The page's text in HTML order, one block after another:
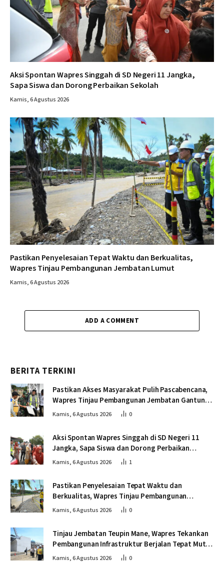
Aksi Spontan Wapres Singgah di SD Negeri 11 Jangka,
Sapa Siswa dan Dorong Perbaikan Sekolah
Kamis, 6 Agustus 2026
Pastikan Penyelesaian Tepat Waktu dan Berkualitas,
Wapres Tinjau Pembangunan Jembatan Lumut
Kamis, 6 Agustus 2026
ADD A COMMENT
BERITA TERKINI
Pastikan Akses Masyarakat Pulih Pascabencana,
Wapres Tinjau Pembangunan Jembatan Gantung
Kendawi
Kamis, 6 Agustus 2026 0
Aksi Spontan Wapres Singgah di SD Negeri 11
Jangka, Sapa Siswa dan Dorong Perbaikan
Sekolah
Kamis, 6 Agustus 2026 1
Pastikan Penyelesaian Tepat Waktu dan
Berkualitas, Wapres Tinjau Pembangunan
Jembatan Lumut
Kamis, 6 Agustus 2026 0
Tinjau Jembatan Teupin Mane, Wapres Tekankan
Pembangunan Infrastruktur Berjalan Tepat Mutu
dan Tepat Waktu
Kamis, 6 Agustus 2026 0